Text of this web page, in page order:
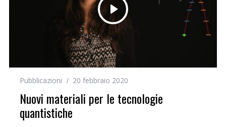
Pubblicazioni 20 febbraio 2020
Nuovi materiali per le tecnologie
quantistiche